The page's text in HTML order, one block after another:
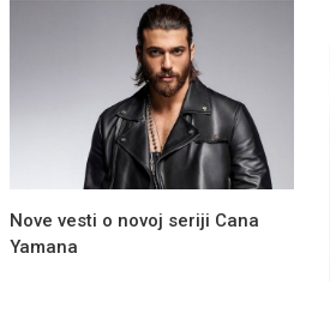
Nove vesti o novoj seriji Cana
Yamana